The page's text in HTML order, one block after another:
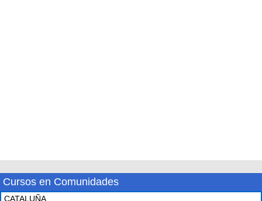
Cursos en Comunidades
CATALUÑA